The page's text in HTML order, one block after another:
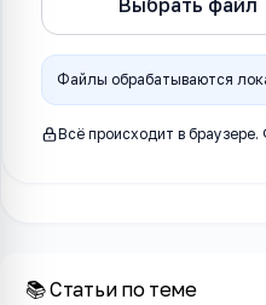
Выбрать файл
Файлы обрабатываются
Всё происходит в
📚 Статьи по теме